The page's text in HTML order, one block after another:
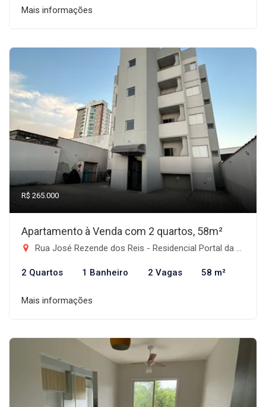
Mais informações
R$ 265.000
Apartamento à Venda com 2 quartos, 58m²
Rua José Rezende dos Reis - Residencial Portal da Mantiqueira, Taubaté-SP
2 Quartos 1 Banheiro 2 Vagas 58 m²
Mais informações